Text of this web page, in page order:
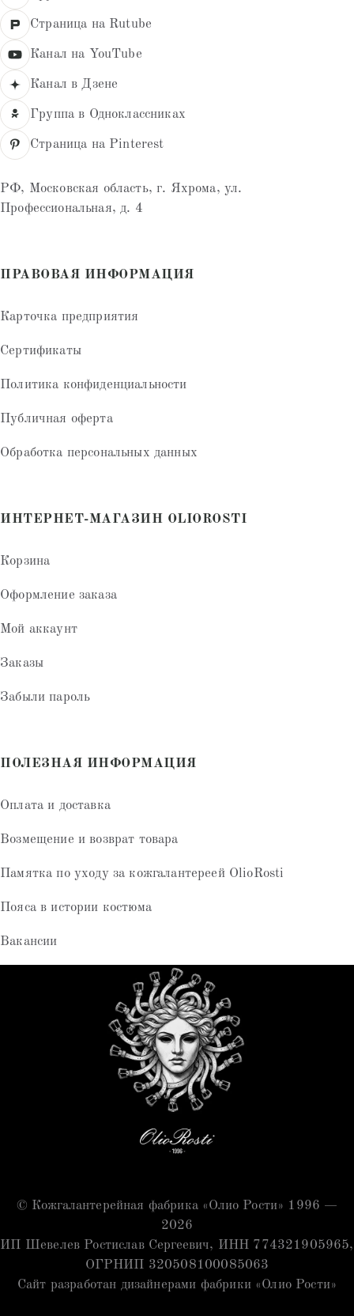
Страница на Rutube
Канал на YouTube
Канал в Дзене
Группа в Одноклассниках
Страница на Pinterest
РФ, Московская область, г. Яхрома, ул.
Профессиональная, д. 4
ПРАВОВАЯ ИНФОРМАЦИЯ
Карточка предприятия
Сертификаты
Политика конфиденциальности
Публичная оферта
Обработка персональных данных
ИНТЕРНЕТ-МАГАЗИН OLIOROSTI
Корзина
Оформление заказа
Мой аккаунт
Заказы
Забыли пароль
ПОЛЕЗНАЯ ИНФОРМАЦИЯ
Оплата и доставка
Возмещение и возврат товара
Памятка по уходу за кожгалантереей OlioRosti
Пояса в истории костюма
Вакансии
© Кожгалантерейная фабрика «Олио Рости» 1996 —
2026
ИП Шевелев Ростислав Сергеевич, ИНН 774321905965,
ОГРНИП 320508100085063
Сайт разработан дизайнерами фабрики «Олио Рости»